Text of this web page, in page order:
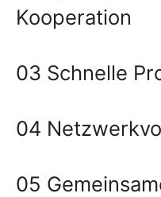
Kooperation
03 Schnelle
04
05